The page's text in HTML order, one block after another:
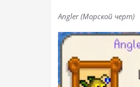
Angler (Морской черт)